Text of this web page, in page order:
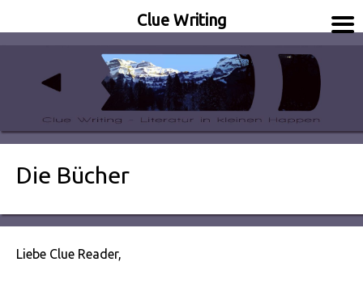
Clue Writing
Die Bücher
Liebe Clue Reader,
Clue Writing